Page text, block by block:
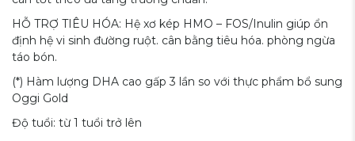
HỖ TRỢ TIÊU HÓA: Hệ xơ kép HMO – FOS/Inulin giúp ổn
định hệ vi sinh đường ruột. cân bằng tiêu hóa. phòng ngừa
táo bón.
(*) Hàm lượng DHA cao gấp 3 lần so với thực phẩm bổ sung
Oggi Gold
Độ tuổi: từ 1 tuổi trở lên